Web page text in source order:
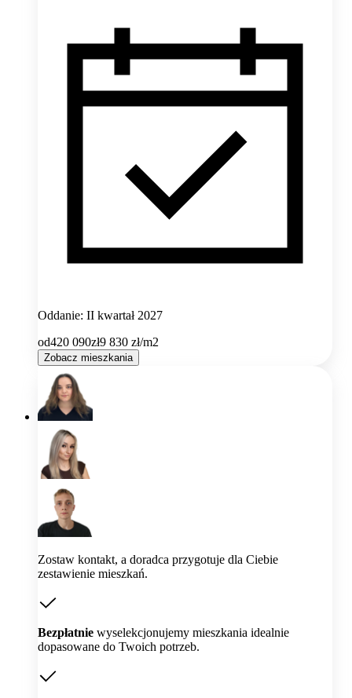
Oddanie: II kwartał 2027
od420 090zł9 830 zł/m2
Zobacz mieszkania
Zostaw kontakt, a doradca przygotuje dla Ciebie
zestawienie mieszkań.
Bezpłatnie wyselekcjonujemy mieszkania idealnie
dopasowane do Twoich potrzeb.